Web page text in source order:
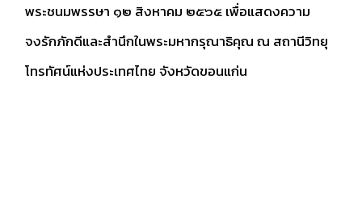
พระชนมพรรษา ๑๒ สิงหาคม ๒๕๖๕ เพื่อแสดงความ
จงรักภักดีและสำนึกในพระมหากรุณาธิคุณ ณ สถานีวิทยุ
โทรทัศน์แห่งประเทศไทย จังหวัดขอนแก่น